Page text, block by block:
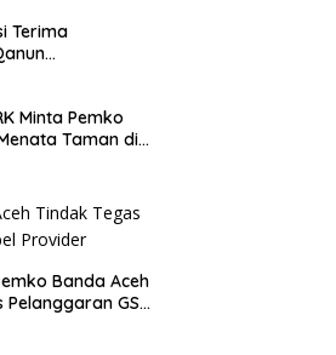
Terima
Banda Aceh
2025
Minta Pemko
Taman di
Banda Aceh
Pelanggaran GSB